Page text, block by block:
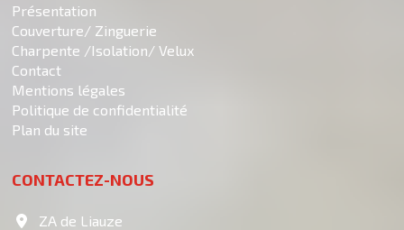
Présentation
Couverture/ Zinguerie
Charpente /Isolation/ Velux
Contact
Mentions légales
Politique de confidentialité
Plan du site
CONTACTEZ-NOUS
ZA de Liauze